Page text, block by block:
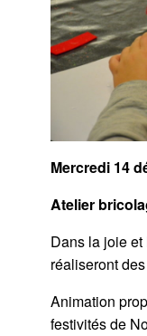
Mercredi 14
Atelier
Dans la joie
réaliseront
Animation
festivités de